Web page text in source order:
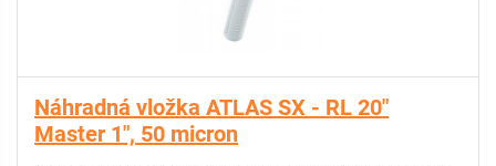
Náhradná vložka ATLAS SX - RL 20"
Master 1", 50 micron